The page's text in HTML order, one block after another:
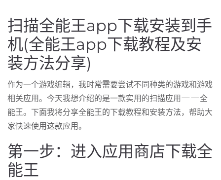
扫描全能王app下载安装到手
机(全能王app下载教程及安
装方法分享)
作为一个游戏编辑，我时常需要尝试不同种类的游戏和游戏
相关应用。今天我想介绍的是一款实用的扫描应用——全
能王。下面我将分享全能王的下载教程和安装方法，帮助大
家快速使用这款应用。
第一步：进入应用商店下载全
能王